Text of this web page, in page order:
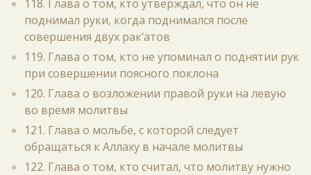
118. Глава о том, кто утверждал, что он не
поднимал руки, когда поднимался после
совершения двух рак‘атов
119. Глава о том, кто не упоминал о поднятии рук
при совершении поясного поклона
120. Глава о возложении правой руки на левую
во время молитвы
121. Глава о мольбе, с которой следует
обращаться к Аллаху в начале молитвы
122. Глава о том, кто считал, что молитву нужно